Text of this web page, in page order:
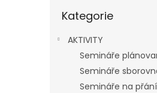
kategorie
Kategorie
AKTIVITY
Semináře
Semináře
Semináře na